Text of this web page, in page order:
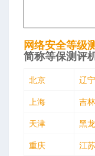
网络安全等级
简称等保测评
北京
辽宁
上海
吉林
天津
黑
重庆
江苏